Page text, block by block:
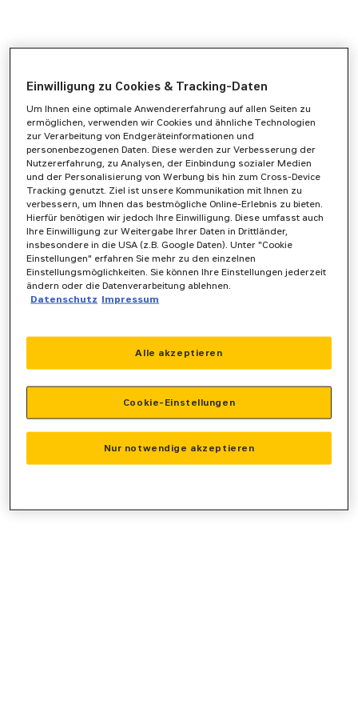
Application error: aclient-side exception has occurred while
www.zeppelin-powersystems.com
Einwilligung zu Cookies & Tracking-Daten
Um Ihnen eine optimale Anwendererfahrung auf allen Seiten zu
ermöglichen, verwenden wir Cookies und ähnliche Technologien
zur Verarbeitung von Endgeräteinformationen und
personenbezogenen Daten. Diese werden zur Verbesserung der
Nutzererfahrung, zu Analysen, der Einbindung sozialer Medien
und der Personalisierung von Werbung bis hin zum Cross-Device
Tracking genutzt. Ziel ist unsere Kommunikation mit Ihnen zu
verbessern, um Ihnen das bestmögliche Online-Erlebnis zu bieten.
Hierfür benötigen wir jedoch Ihre Einwilligung. Diese umfasst auch
Ihre Einwilligung zur Weitergabe Ihrer Daten in Drittländer,
insbesondere in die USA (z.B. Google Daten). Unter "Cookie
Einstellungen" erfahren Sie mehr zu den einzelnen
Einstellungsmöglichkeiten. Sie können Ihre Einstellungen jederzeit
ändern oder die Datenverarbeitung ablehnen.
Datenschutz Impressum
Nur notwendige akzeptieren
Alle akzeptieren
Cookie-Einstellungen